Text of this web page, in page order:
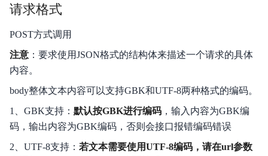
请求格式
POST方式调用
注意 ：要求使用JSON格式的结构体来描述一个请求的具体
内容。
body整体文本内容可以支持GBK和UTF-8两种格式的编码。
1、GBK支持： 默认按GBK进行编码 ，输入内容为GBK编
码，输出内容为GBK编码，否则会接口报错编码错误
2、UTF-8支持： 若文本需要使用UTF-8编码，请在url参数